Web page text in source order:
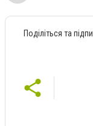
Поділіться та